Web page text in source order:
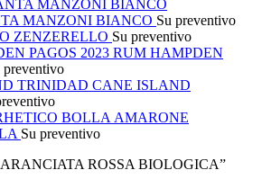
MANZONI BIANCO Su preventivo
ZENZERELLO Su preventivo
RUM HAMPDEN
preventivo
CANE ISLAND
AMARONE
Su preventivo
ROSSA BIOLOGICA”